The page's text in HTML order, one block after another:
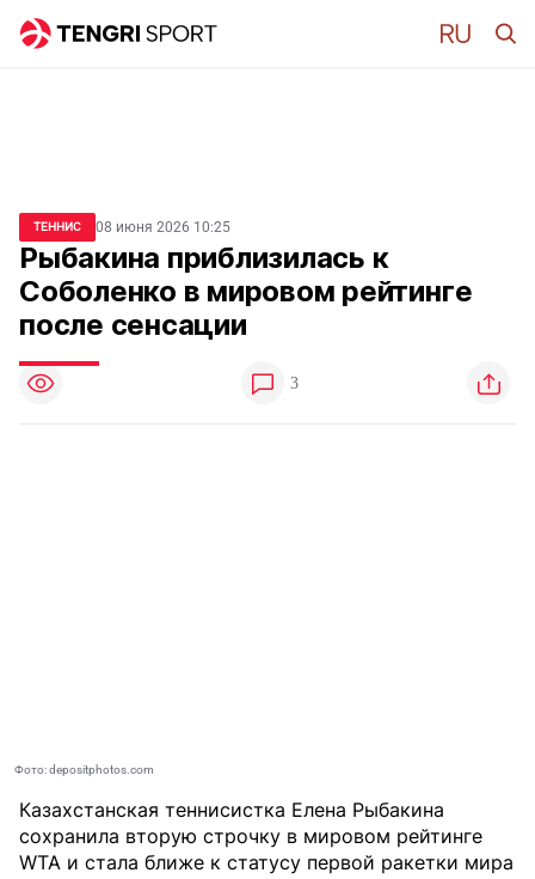
ТЕННИС 08 июня 2026 10:25
Рыбакина приблизилась к
Соболенко в мировом рейтинге
после сенсации
3
Фото: depositphotos.com
Казахстанская теннисистка Елена Рыбакина
сохранила вторую строчку в мировом рейтинге
WTA и стала ближе к статусу первой ракетки мира